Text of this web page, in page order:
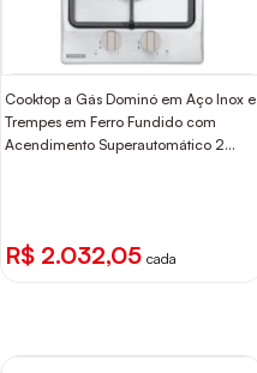
Cooktop a Gás Dominó em Aço Inox e
Trempes em Ferro Fundido com
Acendimento Superautomático 2
R$ 2.032,05 cada